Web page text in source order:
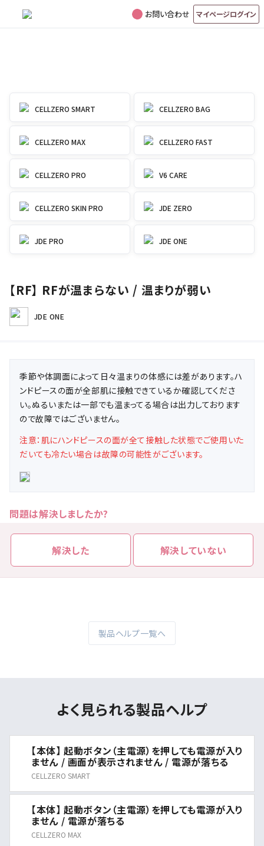
お問い合わせ マイページログイン
CELLZERO SMART CELLZERO BAG
CELLZERO MAX CELLZERO FAST
CELLZERO PRO V6 CARE
CELLZERO SKIN PRO JDE ZERO
JDE PRO JDE ONE
【RF】 RFが温まらない / 温まりが弱い
JDE ONE
季節や体調面によって日々温まりの体感には差があります。ハ
ンドピースの面が全部肌に接触できているか確認してくださ
い。ぬるいまたは一部でも温まってる場合は出力しております
ので故障ではございません。
注意：肌にハンドピースの面が全て接触した状態でご使用いた
だいても冷たい場合は故障の可能性がございます。
問題は解決しましたか?
解決した 解決していない
製品ヘルプ一覧へ
よく見られる製品ヘルプ
【本体】 起動ボタン（主電源）を押しても電源が入り
ません / 画面が表示されません / 電源が落ちる
CELLZERO SMART
【本体】 起動ボタン（主電源）を押しても電源が入り
ません / 電源が落ちる
CELLZERO MAX